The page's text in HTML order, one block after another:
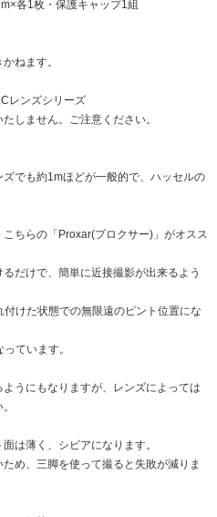
各1枚・保護キャップ1組
ねます。
レンズシリーズ
しません。ご注意ください。
でも約1mほどが一般的で、ハッセルの
ちらの「Proxar(プロクサー)」がオスス
だけで、簡単に近接撮影が出来るよう
けた状態での無限遠のピント位置にな
ています。
うにもなりますが、レンズによっては
は薄く、シビアになります。
め、三脚を使って撮ると失敗が減りま